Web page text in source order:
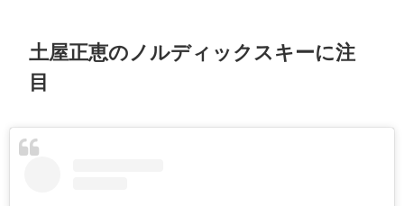
土屋正恵のノルディックスキーに注
目